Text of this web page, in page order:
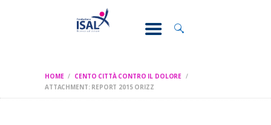
HOME
CENTO CITTÀ CONTRO IL DOLORE
ATTACHMENT: REPORT 2015 ORIZZ
CONOSCI IL
DOLORE
ASSISTENZA
RICERCA